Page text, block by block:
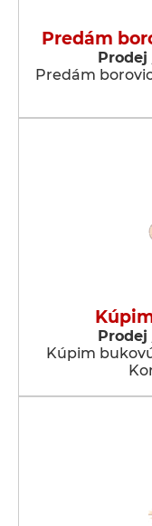
Predám
Predám
Kúpim